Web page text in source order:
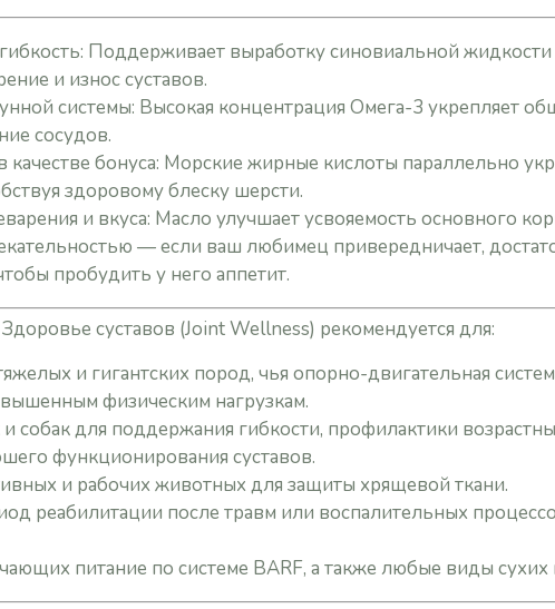
Поддерживает выработку синовиальной жидкости
и износ суставов.
системы: Высокая концентрация Омега-3 укрепляет
сосудов.
бонуса: Морские жирные кислоты параллельно
здоровому блеску шерсти.
и вкуса: Масло улучшает усвояемость основного
— если ваш любимец привередничает,
пробудить у него аппетит.
суставов (Joint Wellness) рекомендуется для:
и гигантских пород, чья опорно-двигательная
физическим нагрузкам.
собак для поддержания гибкости, профилактики
функционирования суставов.
и рабочих животных для защиты хрящевой ткани.
реабилитации после травм или воспалительных
питание по системе BARF, а также любые виды